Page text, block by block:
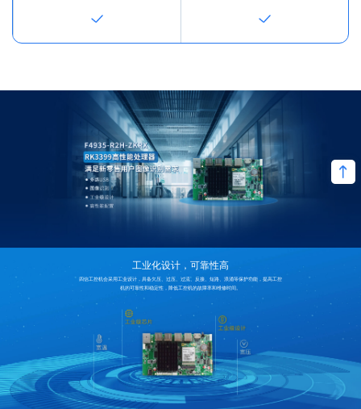
工业化设计，可靠性高
四信工控机会采用工业设计，具备欠压、过压、过流、反接、短路、浪涌等保护功能，提高工控
机的可靠性和稳定性，降低工控机的故障率和维修时间。